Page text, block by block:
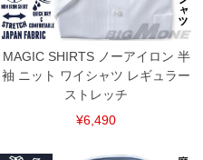
上の品が対象。1本5,999円以下の商品は有
出荷まで約1週間～20日間程お時間を頂く
尚、裾上げした商品は返品・交換不可と
一部、お直しに対応出来ない商品がござ
いている、極端なデザインが施されている
※商品によって若干のサイズの誤差がご
MAGIC SHIRTS ノーアイロン 半
袖 ニット ワイシャツ レギュラー
ストレッチ
¥6,490